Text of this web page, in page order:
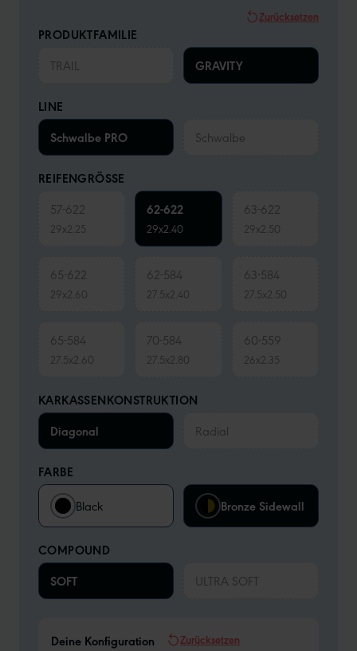
Zurücksetzen
PRODUKTFAMILIE
TRAIL GRAVITY
LINE
Schwalbe PRO
Schwalbe
REIFENGRÖSSE
57-622
29x2.25
62-622
29x2.40
63-622
29x2.50
65-622
29x2.60
62-584
27.5x2.40
63-584
27.5x2.50
65-584
27.5x2.60
70-584
27.5x2.80
60-559
26x2.35
KARKASSENKONSTRUKTION
Diagonal
Radial
FARBE
Black Bronze Sidewall
COMPOUND
SOFT
ULTRA SOFT
Deine Konfiguration Zurücksetzen